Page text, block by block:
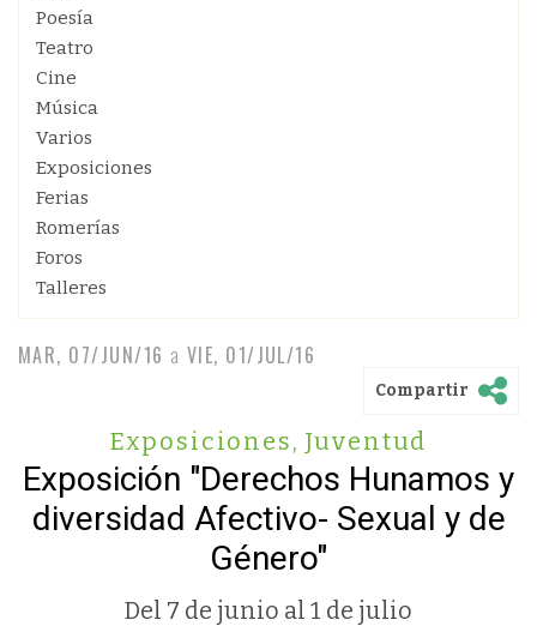
Poesía
Teatro
Cine
Música
Varios
Exposiciones
Ferias
Romerías
Foros
Talleres
MAR, 07/JUN/16 a VIE, 01/JUL/16
Compartir
Exposiciones, Juventud
Exposición "Derechos Hunamos y
diversidad Afectivo- Sexual y de
Género"
Del 7 de junio al 1 de julio